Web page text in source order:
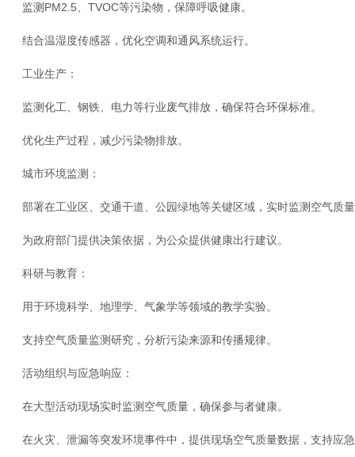
监测PM2.5、TVOC等污染物，保障呼吸健康。
结合温湿度传感器，优化空调和通风系统运行。
工业生产：
监测化工、钢铁、电力等行业废气排放，确保符合环保标准。
优化生产过程，减少污染物排放。
城市环境监测：
部署在工业区、交通干道、公园绿地等关键区域，实时监测空气质
为政府部门提供决策依据，为公众提供健康出行建议。
科研与教育：
用于环境科学、地理学、气象学等领域的教学实验。
支持空气质量监测研究，分析污染来源和传播规律。
活动组织与应急响应：
在大型活动现场实时监测空气质量，确保参与者健康。
在火灾、泄漏等突发环境事件中，提供现场空气质量数据，支持应